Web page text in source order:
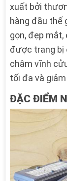
xuất bởi
hàng đầu thế
gọn, đẹp mắt,
được trang bị
châm vĩnh
tối đa và
ĐẶC ĐIỂM